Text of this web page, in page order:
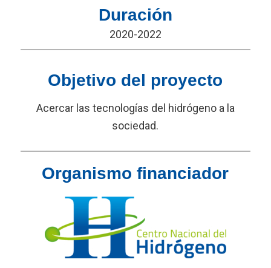
Duración
2020-2022
Objetivo del proyecto
Acercar las tecnologías del hidrógeno a la
sociedad.
Organismo financiador